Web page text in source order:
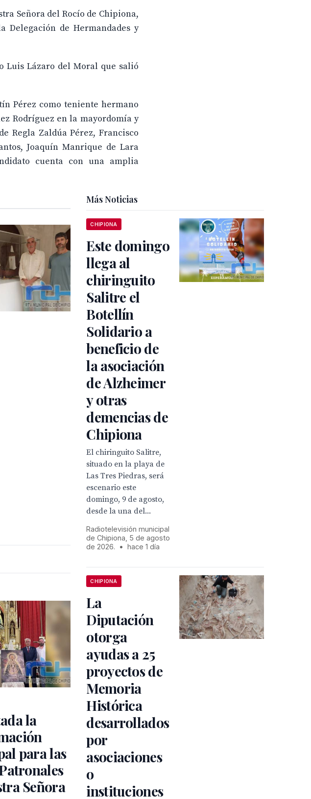
Señora del Rocío de Chipiona,
Delegación de Hermandades y
Luis Lázaro del Moral que salió
Pérez como teniente hermano
Rodríguez en la mayordomía y
Regla Zaldúa Pérez, Francisco
Joaquín Manrique de Lara
cuenta con una amplia
la
para las
Señora
Más Noticias
CHIPIONA
Este domingo
llega al
chiringuito
Salitre el
Botellín
Solidario a
beneficio de
la asociación
de Alzheimer
y otras
demencias de
Chipiona
El chiringuito Salitre,
situado en la playa de
Las Tres Piedras, será
escenario este
domingo, 9 de agosto,
desde la una del...
Radiotelevisión municipal
de Chipiona, 5 de agosto
de 2026.
• hace 1 día
CHIPIONA
La
Diputación
otorga
ayudas a 25
proyectos de
Memoria
Histórica
desarrollados
por
asociaciones
o
instituciones